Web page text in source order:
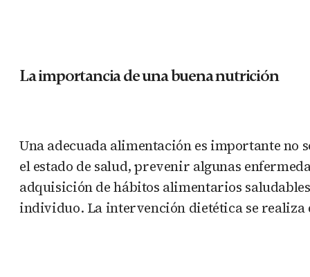
La importancia de una buena nutrición
Una adecuada alimentación es importante
el estado de salud, prevenir algunas
adquisición de hábitos alimentarios
individuo. La intervención dietética se realiza